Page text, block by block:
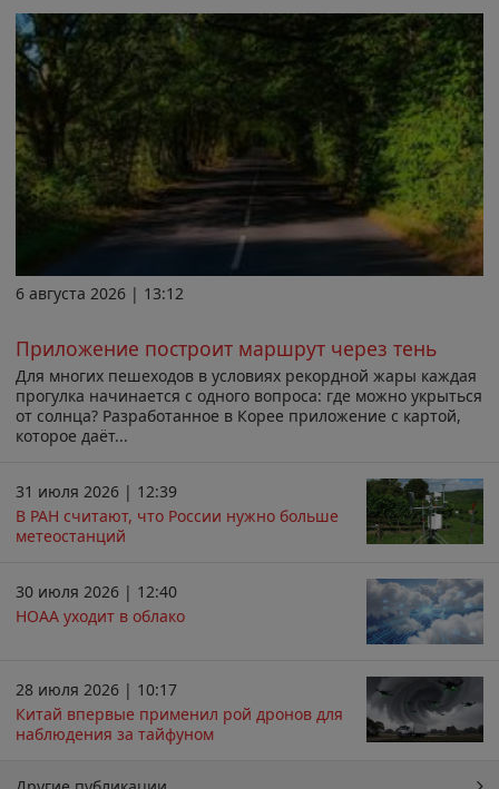
6 августа 2026 | 13:12
Приложение построит маршрут через тень
Для многих пешеходов в условиях рекордной жары каждая
прогулка начинается с одного вопроса: где можно укрыться
от солнца? Разработанное в Корее приложение с картой,
которое даёт...
31 июля 2026 | 12:39
В РАН считают, что России нужно больше
метеостанций
30 июля 2026 | 12:40
НОАА уходит в облако
28 июля 2026 | 10:17
Китай впервые применил рой дронов для
наблюдения за тайфуном